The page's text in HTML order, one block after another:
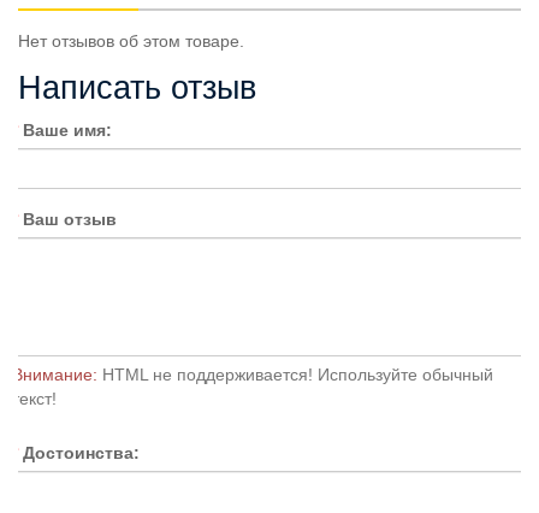
Нет отзывов об этом товаре.
Написать отзыв
Ваше имя:
Ваш отзыв
Внимание: HTML не поддерживается! Используйте обычный
текст!
Достоинства: